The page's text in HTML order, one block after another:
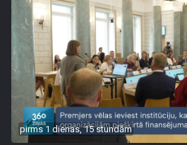
pirms 1 dienas, 15 stundām